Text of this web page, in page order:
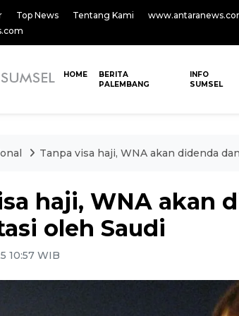
Top News Tentang Kami
HOME
BERITA
PALEMBANG
INFO
SUMSEL
Tanpa visa haji, WNA akan didenda
haji, WNA akan
oleh Saudi
10:57 WIB